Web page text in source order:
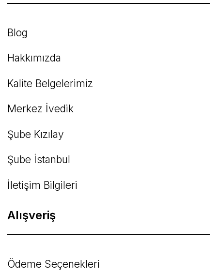
Bu ürüne benzer farklı alternatifler olmalı.
Blog
Hakkımızda
Kalite Belgelerimiz
Merkez İvedik
Şube Kızılay
Şube İstanbul
İletişim Bilgileri
Alışveriş
Ödeme Seçenekleri